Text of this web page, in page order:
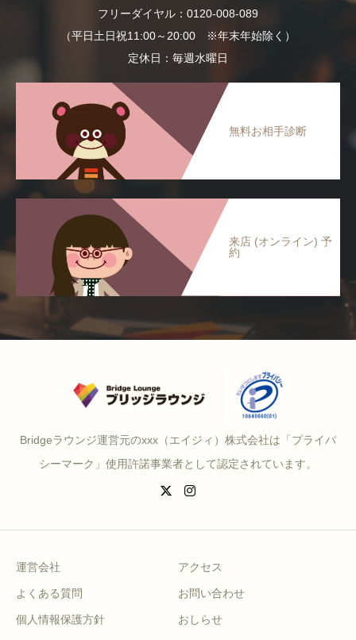
フリーダイヤル：0120-008-089
（平日土日祝11:00～20:00 ※年末年始除く）
定休日：毎週水曜日
無料お相手診断
来店 (オンライン) 予
約
Bridgeラウンジ運営元のxxx（エイジィ）株式会社は「プライバ
シーマーク」使用許諾事業者として認定されています。
運営会社 アクセス
よくある質問 お問い合わせ
個人情報保護方針 おしらせ